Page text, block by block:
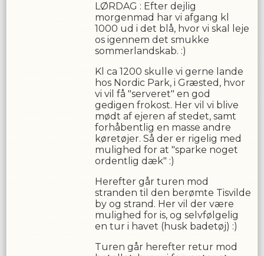
LØRDAG : Efter dejlig
morgenmad har vi afgang kl
1000 ud i det blå, hvor vi skal leje
os igennem det smukke
sommerlandskab. :)
Kl ca 1200 skulle vi gerne lande
hos Nordic Park, i Græsted, hvor
vi vil få "serveret" en god
gedigen frokost. Her vil vi blive
mødt af ejeren af stedet, samt
forhåbentlig en masse andre
køretøjer. Så der er rigelig med
mulighed for at "sparke noget
ordentlig dæk" :)
Herefter går turen mod
stranden til den berømte Tisvilde
by og strand. Her vil der være
mulighed for is, og selvfølgelig
en tur i havet (husk badetøj) :)
Turen går herefter retur mod